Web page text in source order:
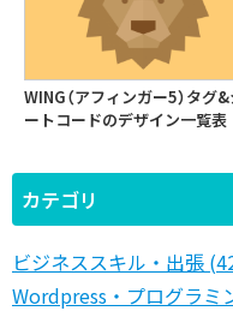
WING（アフィンガー5）タグ&
ートコードのデザイン一覧表
カテゴリ
ビジネススキル・出張
Wordpress・プログラミ